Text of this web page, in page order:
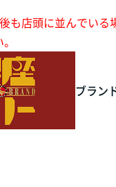
も店頭に並んでい
ブラン